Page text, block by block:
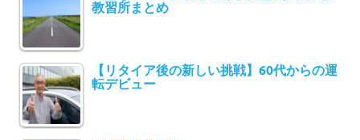
教習所まとめ
【リタイア後の新しい挑戦】60代からの運
転デビュー